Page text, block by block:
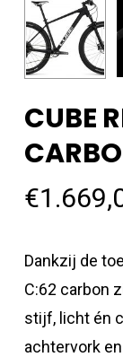
CUBE
€
Dankzij de
C:62 carbon
stijf, licht én
achtervork